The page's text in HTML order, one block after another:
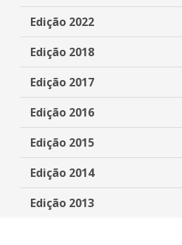
Edição 2022
Edição 2018
Edição 2017
Edição 2016
Edição 2015
Edição 2014
Edição 2013